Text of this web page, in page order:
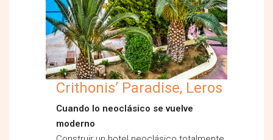
Crithonis’ Paradise, Leros
Cuando lo neoclásico se vuelve
moderno